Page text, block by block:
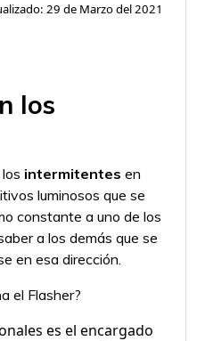
29 de Marzo del 2021
los
intermitentes en
luminosos que se
constante a uno de los
a los demás que se
en esa dirección.
el Flasher?
es el encargado